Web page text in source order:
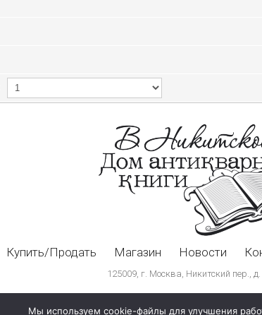
Купить/Продать Магазин Новости
125009, г. Москва, Никитский пер., д.
Мы используем cookie-файлы для улучшения